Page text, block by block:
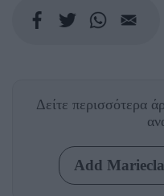
Δείτε περισσότερα
Add